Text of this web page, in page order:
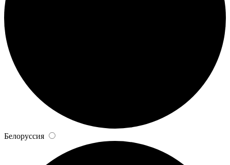
Белоруссия